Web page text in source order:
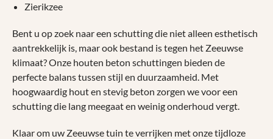
Zierikzee
Bent u op zoek naar een schutting die niet alleen esthetisch
aantrekkelijk is, maar ook bestand is tegen het Zeeuwse
klimaat? Onze houten beton schuttingen bieden de
perfecte balans tussen stijl en duurzaamheid. Met
hoogwaardig hout en stevig beton zorgen we voor een
schutting die lang meegaat en weinig onderhoud vergt.
Klaar om uw Zeeuwse tuin te verrijken met onze tijdloze